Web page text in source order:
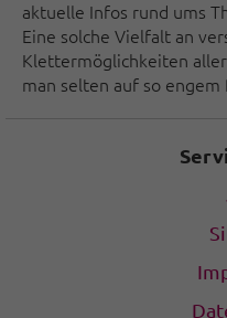
aktuelle Infos rund ums
Eine solche Vielfalt an
Klettermöglichkeiten
man selten auf so engem